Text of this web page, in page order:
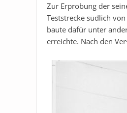
Zur Erprobung der
Teststrecke südlich
baute dafür unter
erreichte. Nach den